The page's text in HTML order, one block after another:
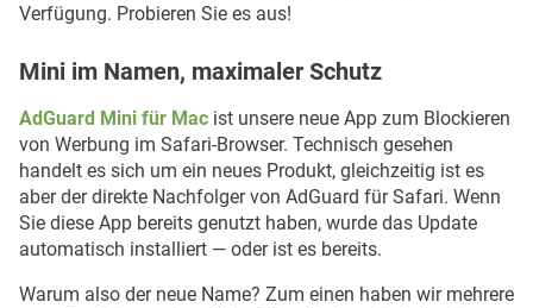
Verfügung. Probieren Sie es aus!
Mini im Namen, maximaler Schutz
AdGuard Mini für Mac ist unsere neue App zum Blockieren
von Werbung im Safari-Browser. Technisch gesehen
handelt es sich um ein neues Produkt, gleichzeitig ist es
aber der direkte Nachfolger von AdGuard für Safari. Wenn
Sie diese App bereits genutzt haben, wurde das Update
automatisch installiert — oder ist es bereits.
Warum also der neue Name? Zum einen haben wir mehrere